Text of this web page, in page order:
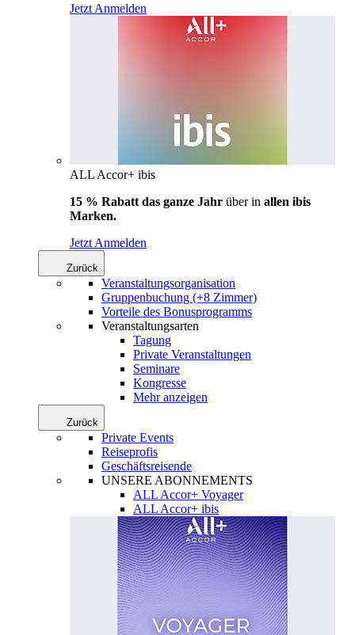
Jetzt Anmelden
ALL Accor+ ibis
15 % Rabatt das ganze Jahr über in allen ibis
Marken.
Jetzt Anmelden
Zurück
Veranstaltungsorganisation
Gruppenbuchung (+8 Zimmer)
Vorteile des Bonusprogramms
Veranstaltungsarten
Tagung
Private Veranstaltungen
Seminare
Kongresse
Mehr anzeigen
Zurück
Private Events
Reiseprofis
Geschäftsreisende
UNSERE ABONNEMENTS
ALL Accor+ Voyager
ALL Accor+ ibis